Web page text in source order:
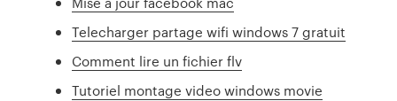
Telecharger partage wifi windows 7 gratuit
Comment lire un fichier flv
Tutoriel montage video windows movie